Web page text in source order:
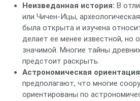
Неизведанная история: В
или Чичен-Ицы,
была открыта и изучена
делает ее менее известной, но
значимой. Многие тайны
предстоит раскрыть.
Астрономическая
предполагают, что многие
ориентированы по